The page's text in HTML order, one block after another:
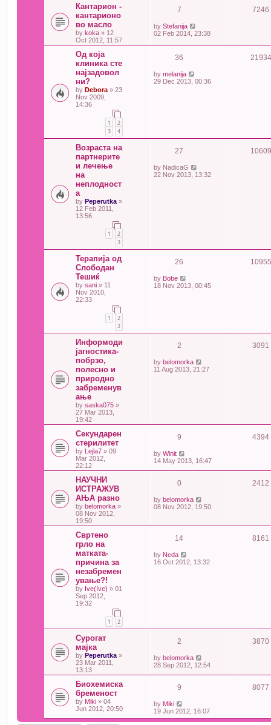
Кантарион -
кантарионо
во масло
by koka » 12
Oct 2012, 11:57
7 7246
by Stefanija
02 Feb 2014, 23:38
Од која
клиника сте
најзадовол
ни?
by Debora» 23
Nov 2009,
14:36
1
2
3
4
36 21934
by melanija
29 Dec 2013, 00:36
Возраста на
партнерите
и лечење
на
неплодност
а
by Peperutka »
12 Feb 2011,
13:56
1
2
3
27 10609
by NadicaG
22 Nov 2013, 13:32
Терапија од
Слободан
Тешиќ
by sani » 11
Nov 2010,
22:33
1
2
3
26 10955
by Bobe
18 Nov 2013, 00:45
Информоди
јагностика-
побрзо,
полесно и
природно
забременув
ање
by saska075 »
27 Mar 2013,
19:42
2 3091
by belomorka
11 Aug 2013, 21:27
Секундарен
стерилитет
by Lejla7 » 09
Mar 2012,
22:12
9 4394
by Winit
14 May 2013, 16:47
НАУЧНИ
ИСТРАЖУВ
АЊА разно
by belomorka »
08 Nov 2012,
19:50
0 2412
by belomorka
08 Nov 2012, 19:50
Свртено
грло на
матката-
причина за
незабремен
ување?!
by Ive(Ive) » 01
Sep 2012,
19:32
1 2
14 8161
by Neda
16 Oct 2012, 13:32
Сурогат
мајка
by Peperutka »
23 Mar 2011,
13:13
2 3870
by belomorka
28 Sep 2012, 12:54
Биохемиска
бременост
by Miki » 04
Jun 2012, 20:50
9 8077
by Miki
19 Jun 2012, 16:07